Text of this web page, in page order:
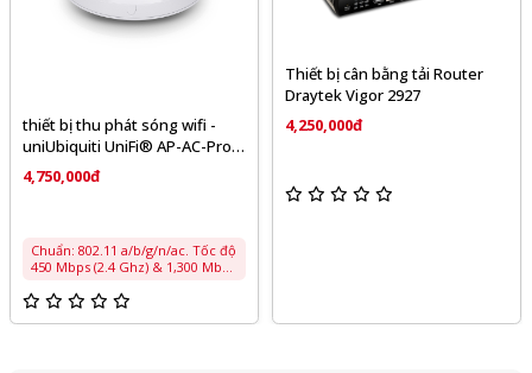
bị thu phát sóng wifi -
UniFi® AP-AC-Pro
NGUỒN POE
Chuẩn: 802.11 a/b/g/n/ac. Tốc độ
450 Mbps (2.4 Ghz) & 1,300 Mbps
22 dBm / 5 Ghz 22 dBm • Bán
Thiết bị cân bằng tải Router
Draytek Vigor 2927
4,250,000đ